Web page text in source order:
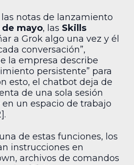
notas de lanzamiento
de mayo, las Skills
a Grok algo una vez y él
conversación”,
la empresa describe
persistente” para
esto, el chatbot deja de
de una sola sesión
un espacio de trabajo
de estas funciones, los
instrucciones en
archivos de comandos